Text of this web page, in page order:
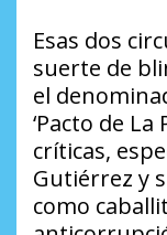
Esas dos
suerte de
el
‘Pacto de
críticas,
Gutiérrez y
como